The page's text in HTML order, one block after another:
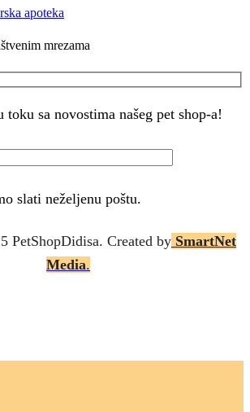
apoteka
mrezama
sa novostima našeg pet shop-a!
slati neželjenu poštu.
PetShopDidisa. Created by SmartNet
Media.